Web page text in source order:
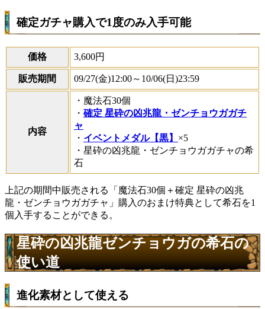
確定ガチャ購入で1度のみ入手可能
価格 3,600円
販売期間 09/27(金)12:00～10/06(日)23:59
内容
・魔法石30個
・ 確定 星砕の凶兆龍・ゼンチョウガガチ
ャ
・ イベントメダル【黒】 ×5
・星砕の凶兆龍・ゼンチョウガガチャの希
石
上記の期間中販売される「魔法石30個＋確定 星砕の凶兆
龍・ゼンチョウガガチャ」購入のおまけ特典として希石を1
個入手することができる。
星砕の凶兆龍ゼンチョウガの希石の
使い道
進化素材として使える